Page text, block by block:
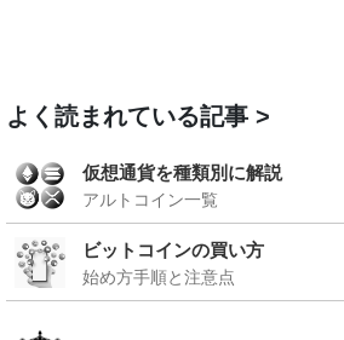
よく読まれている記事
仮想通貨を種類別に解説
アルトコイン一覧
ビットコインの買い方
始め方手順と注意点